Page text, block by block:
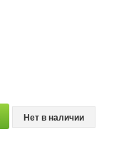
Нет в наличии